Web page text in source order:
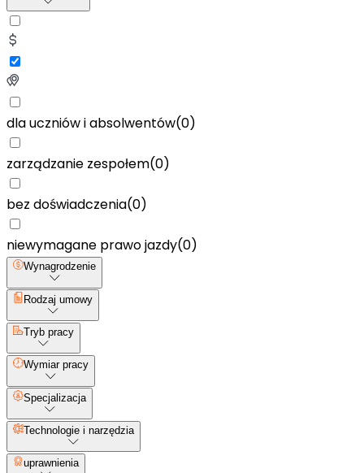
dla uczniów i absolwentów(0)
zarządzanie zespołem(0)
bez doświadczenia(0)
niewymagane prawo jazdy(0)
Wynagrodzenie
Rodzaj umowy
Tryb pracy
Wymiar pracy
Specjalizacja
Technologie i narzędzia
uprawnienia